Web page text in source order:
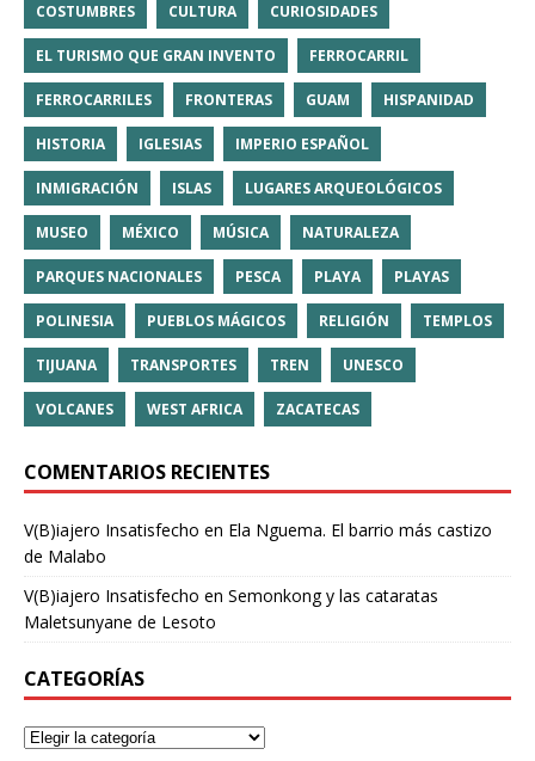
COSTUMBRES CULTURA CURIOSIDADES
EL TURISMO QUE GRAN INVENTO FERROCARRIL
FERROCARRILES FRONTERAS GUAM HISPANIDAD
HISTORIA IGLESIAS IMPERIO ESPAÑOL
INMIGRACIÓN ISLAS LUGARES ARQUEOLÓGICOS
MUSEO MÉXICO MÚSICA NATURALEZA
PARQUES NACIONALES PESCA PLAYA PLAYAS
POLINESIA PUEBLOS MÁGICOS RELIGIÓN TEMPLOS
TIJUANA TRANSPORTES TREN UNESCO
VOLCANES WEST AFRICA ZACATECAS
COMENTARIOS RECIENTES
V(B)iajero Insatisfecho en Ela Nguema. El barrio más castizo
de Malabo
V(B)iajero Insatisfecho en Semonkong y las cataratas
Maletsunyane de Lesoto
CATEGORÍAS